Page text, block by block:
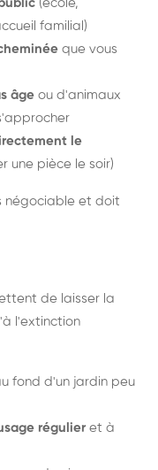
(école,
familial)
que vous
âge ou d'animaux
le
une pièce le soir)
négociable et doit
de laisser la
l'extinction
fond d'un jardin peu
régulier et à